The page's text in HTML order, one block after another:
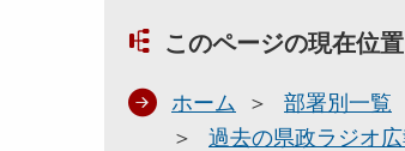
このページの現在位置
ホーム 部署別一覧
過去の県政ラジオ